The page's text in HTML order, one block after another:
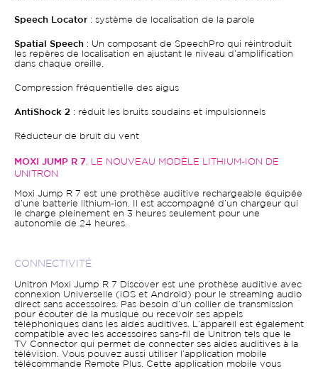
Speech Locator : système de localisation de la parole
Spatial Speech : Un composant de SpeechPro qui réintroduit
les repères de localisation en ajustant le niveau d’amplification
dans chaque oreille.
Compression fréquentielle des aigus
AntiShock 2 : réduit les bruits soudains et impulsionnels
Réducteur de bruit du vent
MOXI JUMP R 7 , LE NOUVEAU MODÈLE LITHIUM-ION DE
UNITRON
Moxi Jump R 7 est une prothèse auditive rechargeable équipée
d’une batterie lithium-ion. Il est accompagné d’un chargeur qui
le charge pleinement en 3 heures seulement pour une
autonomie de 24 heures.
CONNECTIVITÉ
Unitron Moxi Jump R 7 Discover est une prothèse auditive avec
connexion Universelle (iOS et Android) pour le streaming audio
direct sans accessoires. Pas besoin d’un collier de transmission
pour écouter de la musique ou recevoir ses appels
téléphoniques dans les aides auditives. L’appareil est également
compatible avec les accessoires sans-fil de Unitron tels que le
TV Connector qui permet de connecter ses aides auditives à la
télévision. Vous pouvez aussi utiliser l’application mobile
télécommande Remote Plus. Cette application mobile vous